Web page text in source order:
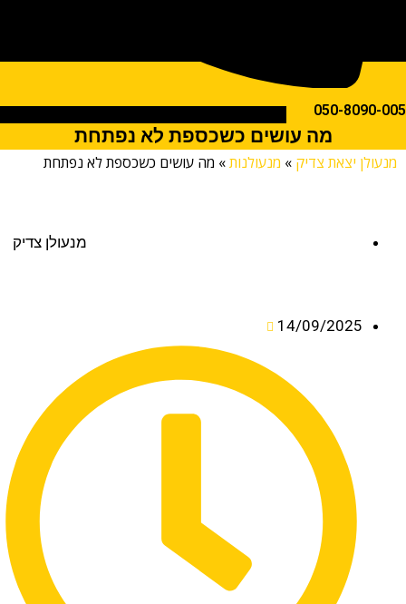
050-
מה עושים כשכספת לא נפתחת
יצאת צדיק »מנעולנות»מה עושים כשכספת לא נפתחת
מנעולן צדיק
14/09/2025